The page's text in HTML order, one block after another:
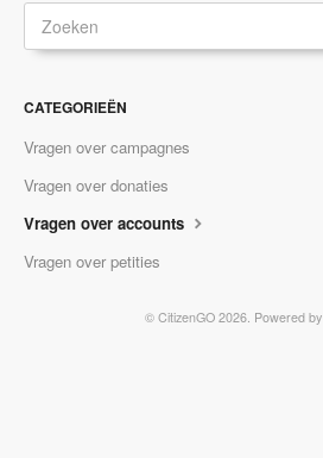
CATEGORIEËN
Vragen over campagnes
Vragen over donaties
Vragen over accounts
Vragen over petities
© CitizenGO 2026. Powered by